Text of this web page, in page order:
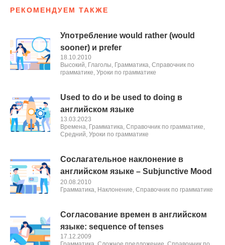
РЕКОМЕНДУЕМ ТАКЖЕ
Употребление would rather (would
sooner) и prefer
18.10.2010
Высокий, Глаголы, Грамматика, Справочник по
грамматике, Уроки по грамматике
Used to do и be used to doing в
английском языке
13.03.2023
Времена, Грамматика, Справочник по грамматике,
Средний, Уроки по грамматике
Сослагательное наклонение в
английском языке – Subjunctive Mood
20.08.2010
Грамматика, Наклонение, Справочник по грамматике
Согласование времен в английском
языке: sequence of tenses
17.12.2009